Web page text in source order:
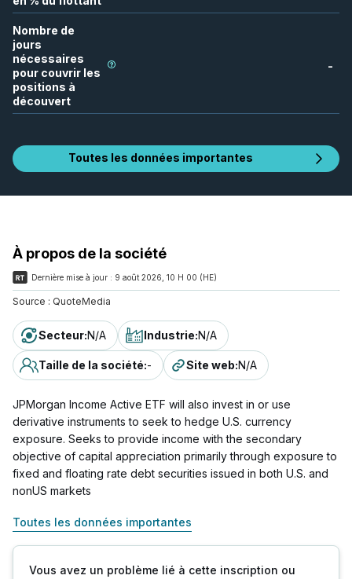
Nombre de
jours
nécessaires
pour couvrir les
positions à
découvert
-
Toutes les données importantes
À propos de la société
Dernière mise à jour : 9 août 2026, 10 H 00 (HE)
Source : QuoteMedia
Secteur:N/A Industrie:N/A
Taille de la société:- Site web:N/A
JPMorgan Income Active ETF will also invest in or use
derivative instruments to seek to hedge U.S. currency
exposure. Seeks to provide income with the secondary
objective of capital appreciation primarily through exposure to
fixed and floating rate debt securities issued in both U.S. and
nonUS markets
Toutes les données importantes
Vous avez un problème lié à cette inscription ou